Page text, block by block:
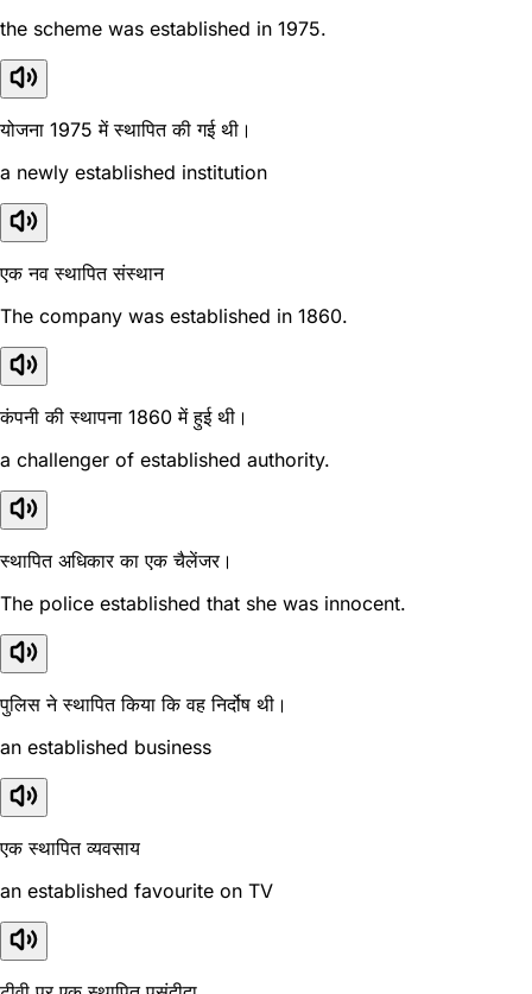
the scheme was established in 1975.
योजना 1975 में स्थापित की गई थी।
a newly established institution
एक नव स्थापित संस्थान
The company was established in 1860.
कंपनी की स्थापना 1860 में हुई थी।
a challenger of established authority.
स्थापित अधिकार का एक चैलेंजर।
The police established that she was innocent.
पुलिस ने स्थापित किया कि वह निर्दोष थी।
an established business
एक स्थापित व्यवसाय
an established favourite on TV